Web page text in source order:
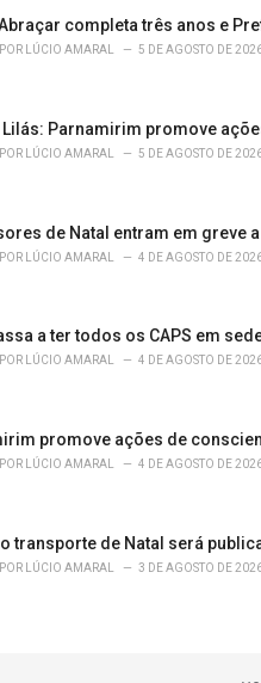
completa três anos e
LÚCIO AMARAL 5 DE AGOSTO DE
Parnamirim promove
LÚCIO AMARAL 5 DE AGOSTO DE
de Natal entram em greve
LÚCIO AMARAL 4 DE AGOSTO DE
a ter todos os CAPS em
LÚCIO AMARAL 4 DE AGOSTO DE
promove ações de
LÚCIO AMARAL 4 DE AGOSTO DE
transporte de Natal será
LÚCIO AMARAL 3 DE AGOSTO DE